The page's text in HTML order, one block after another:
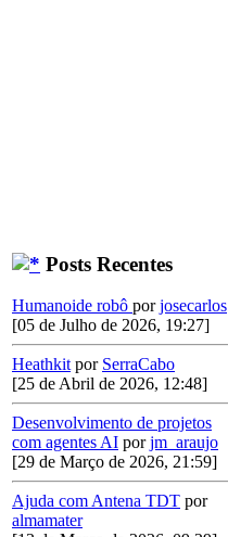
Posts Recentes
Humanoide robô porjosecarlos
[05 de Julho de 2026, 19:27]
Heathkit por SerraCabo
[25 de Abril de 2026, 12:48]
Desenvolvimento de projetos
com agentes AI porjm_araujo
[29 de Março de 2026, 21:59]
Ajuda com Antena TDT por
almamater